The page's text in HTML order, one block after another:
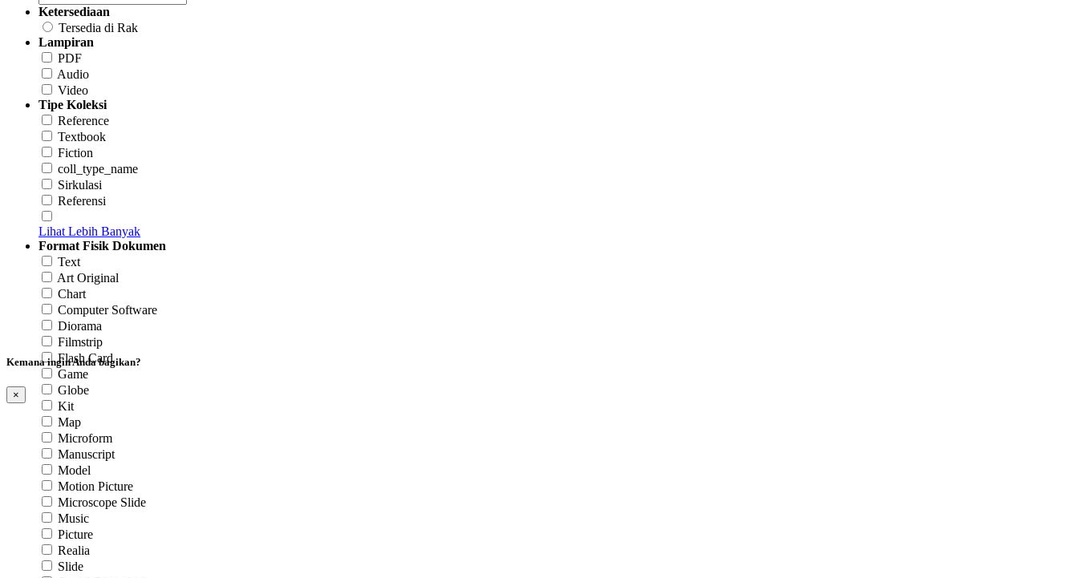
Ketersediaan
Tersedia di Rak
Lampiran
PDF
Audio
Video
Tipe Koleksi
Reference
Textbook
Fiction
coll_type_name
Sirkulasi
Referensi
Lihat Lebih Banyak
Format Fisik Dokumen
Text
Art Original
Chart
Computer Software
Diorama
Filmstrip
Flash Card
Game
Globe
Kit
Map
Microform
Manuscript
Model
Motion Picture
Microscope Slide
Music
Picture
Realia
Slide
Kemana ingin Anda bagikan?
×